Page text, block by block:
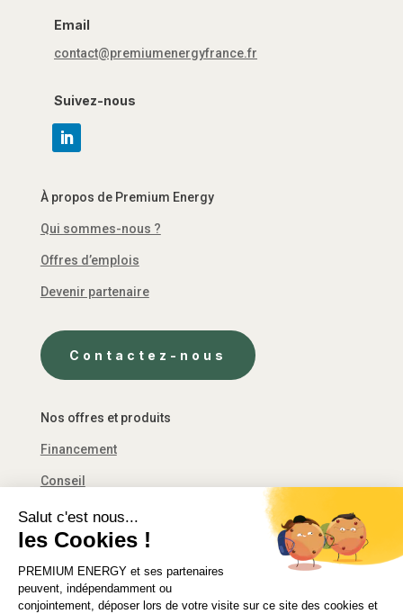
Salut c'est nous...
les Cookies !
PREMIUM ENERGY et ses partenaires
peuvent, indépendamment ou
conjointement, déposer lors de votre visite sur ce site des cookies et
Email
contact@premiumenergyfrance.fr
Suivez-nous
À propos de Premium Energy
Qui sommes-nous ?
Offres d’emplois
Devenir partenaire
Contactez-nous
Nos offres et produits
Financement
Conseil
Décret tertiaire
Financement
Solutions d’économie d’énergie